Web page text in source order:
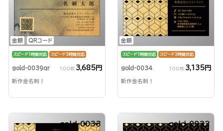
金銀 QRコード
スピード1時間対応 スピード3時間対応
gold-0039qr 100枚 3,685円
新作金名刺！
金銀
スピード1時間対応 スピード3時間対応
gold-0034 100枚 3,135円
新作金名刺！
gold-0033 gold-0032